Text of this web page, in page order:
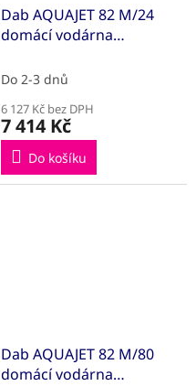
Dab AQUAJET 82 M/24
domácí vodárna
Do 2-3 dnů
6 127 Kč bez DPH
7 414 Kč
Do košíku
Dab AQUAJET 82 M/80
domácí vodárna